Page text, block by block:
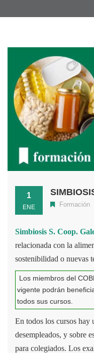
1
ENE Formación
Simbiosis S. Coop.
relacionada con la
sostenibilidad o nuevas
Los miembros del
vigente podrán
todos sus cursos.
En todos los cursos hay
desempleados, y sobre
para colegiados. Los